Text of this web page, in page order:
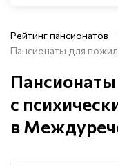
Рейтинг пансионатов
Пансионаты для
с
в